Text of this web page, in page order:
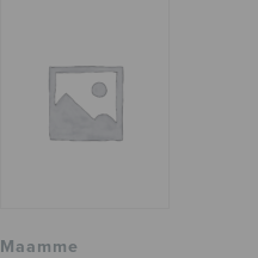
Maamme